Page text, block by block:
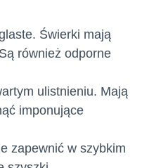
Świerki mają
również odporne
ulistnieniu. Mają
imponujące
zapewnić w szybkim